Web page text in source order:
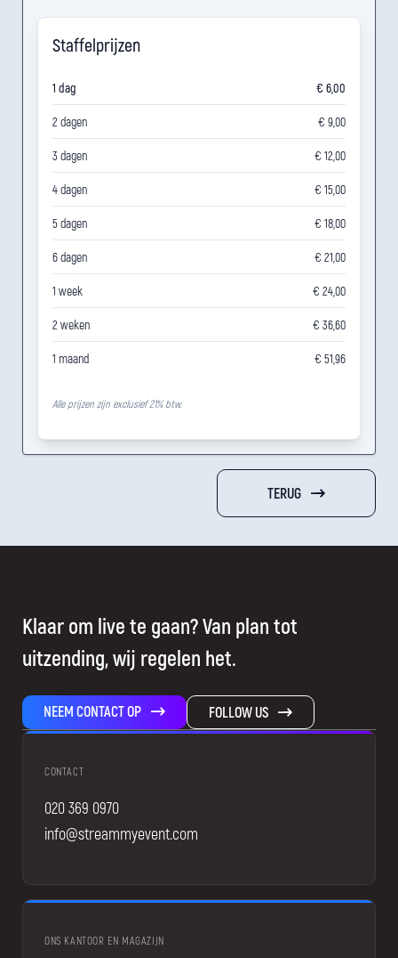
Staffelprijzen
1 dag € 6,00
2 dagen € 9,00
3 dagen € 12,00
4 dagen € 15,00
5 dagen € 18,00
6 dagen € 21,00
1 week € 24,00
2 weken € 36,60
1 maand € 51,96
Alle prijzen zijn exclusief 21% btw.
TERUG
Klaar om live te gaan? Van plan tot
uitzending, wij regelen het.
NEEM CONTACT OP FOLLOW US
CONTACT
020 369 0970
info@streammyevent.com
ONS KANTOOR EN MAGAZIJN